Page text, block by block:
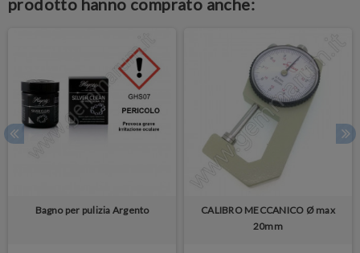
prodotto hanno comprato anche:
Bagno per pulizia Argento
CALIBRO MECCANICO Ø max
20mm